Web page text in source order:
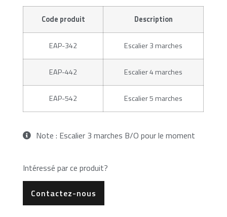
Code produit Description
EAP-342 Escalier 3 marches
EAP-442 Escalier 4 marches
EAP-542 Escalier 5 marches
Note : Escalier 3 marches B/O pour le moment
Intéressé par ce produit?
Contactez-nous